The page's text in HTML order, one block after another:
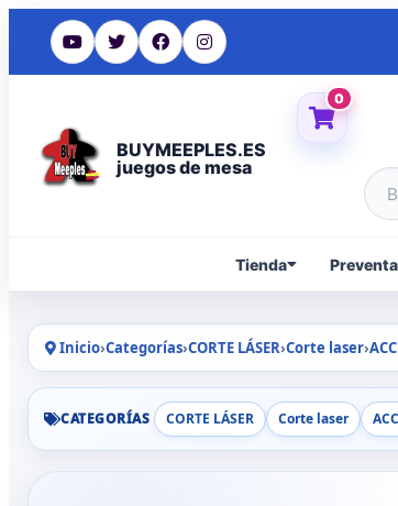
BUYMEEPLES.ES
juegos de mesa
0
Tienda
Inicio›Categorías›CORTE LÁSER›Corte laser›
CATEGORÍAS CORTE LÁSER Corte laser